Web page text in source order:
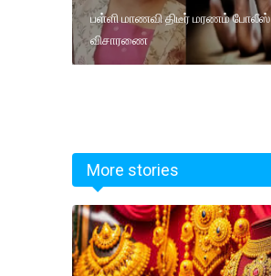
பள்ளி மாணவி திடீர் மரணம் போலீஸ்
விசாரணை
More stories